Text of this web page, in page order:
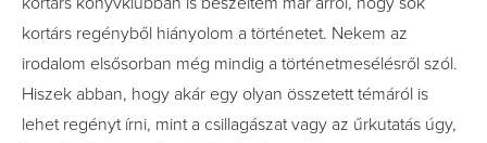
kortárs regényből hiányolom a történetet. Nekem az
irodalom elsősorban még mindig a történetmesélésről szól.
Hiszek abban, hogy akár egy olyan összetett témáról is
lehet regényt írni, mint a csillagászat vagy az űrkutatás úgy,